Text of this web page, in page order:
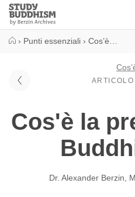
Close
Study
Buddhism
› Punti essenziali › Cos’è…
Cos'è la
Dr. Alexander Berzin